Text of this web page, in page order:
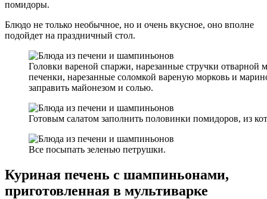
помидоры.
Блюдо не только необычное, но и очень вкусное, оно вполне
подойдет на праздничный стол.
Головки вареной спаржи, нарезанные стручки
печенки, нарезанные соломкой вареную морковь и
заправить майонезом и солью.
Готовым салатом заполнить половинки помидоров, из
Все посыпать зеленью петрушки.
Куриная печень с шампиньонами,
приготовленная в мультиварке